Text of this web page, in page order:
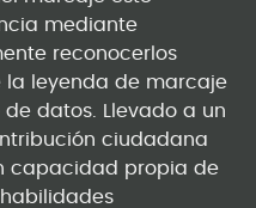
mediante
reconocerlos
leyenda de marcaje
datos. Llevado a un
ciudadana
capacidad propia de